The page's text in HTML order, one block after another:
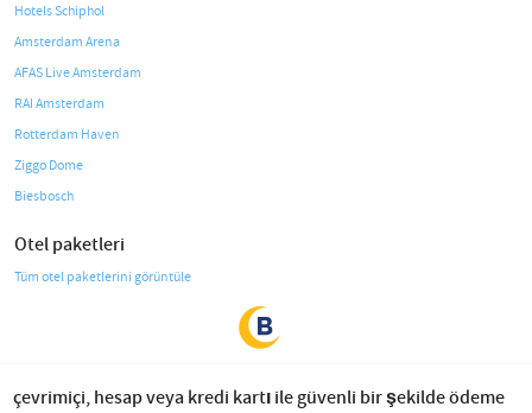
Hotels Schiphol
Amsterdam Arena
AFAS Live Amsterdam
RAI Amsterdam
Rotterdam Haven
Ziggo Dome
Biesbosch
Otel paketleri
Tüm otel paketlerini görüntüle
çevrimiçi, hesap veya kredi kartı ile güvenli bir şekilde ödeme